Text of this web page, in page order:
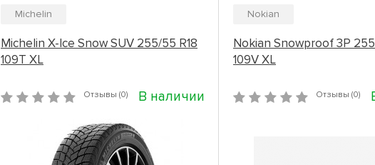
Michelin
Michelin X-Ice Snow SUV 255/55 R18
109T XL
Отзывы (0) В наличии
Nokian
Nokian Snowproof 3P
109V XL
Отзывы (0)